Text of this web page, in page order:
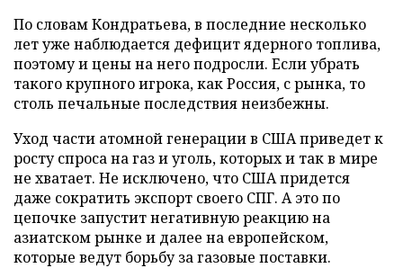
По словам Кондратьева, в последние несколько
лет уже наблюдается дефицит ядерного топлива,
поэтому и цены на него подросли. Если убрать
такого крупного игрока, как Россия, с рынка, то
столь печальные последствия неизбежны.
Уход части атомной генерации в США приведет к
росту спроса на газ и уголь, которых и так в мире
не хватает. Не исключено, что США придется
даже сократить экспорт своего СПГ. А это по
цепочке запустит негативную реакцию на
азиатском рынке и далее на европейском,
которые ведут борьбу за газовые поставки.